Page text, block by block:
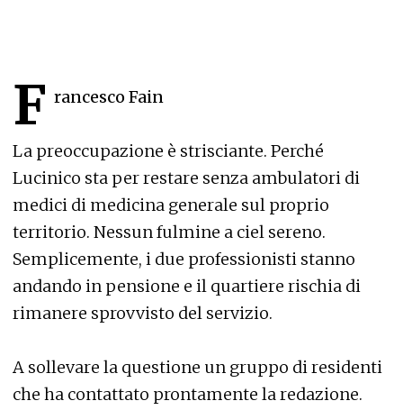
F rancesco Fain
La preoccupazione è strisciante. Perché
Lucinico sta per restare senza ambulatori di
medici di medicina generale sul proprio
territorio. Nessun fulmine a ciel sereno.
Semplicemente, i due professionisti stanno
andando in pensione e il quartiere rischia di
rimanere sprovvisto del servizio.
A sollevare la questione un gruppo di residenti
che ha contattato prontamente la redazione.